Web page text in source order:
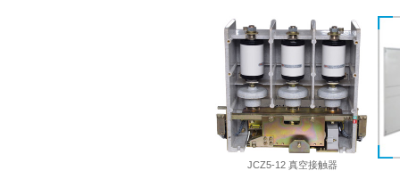
JCZ5-12 真空接触器